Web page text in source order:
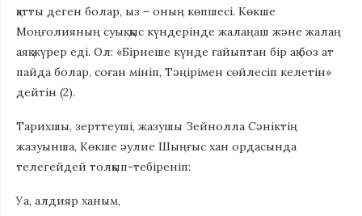
қатты деген болар, ыз – оның көпшесі. Көкше
Моңғолияның суық, қыс күндерінде жалаңаш және жалаң
аяқ жүрер еді. Ол: «Бірнеше күнде ғайыптан бір ақ боз ат
пайда болар, соған мініп, Тәңірімен сөйлесіп келетін»
дейтін (2).
Тарихшы, зерттеуші, жазушы Зейнолла Сәніктің
жазуынша, Көкше әулие Шыңғыс хан ордасында
телегейдей толқып-тебіреніп:
Уа, алдияр ханым,